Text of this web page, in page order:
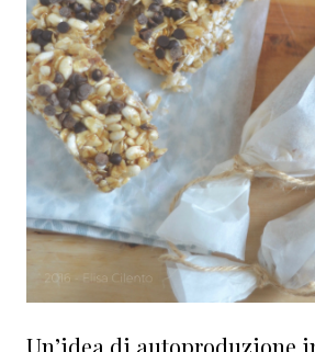
Un’idea di autoproduzione